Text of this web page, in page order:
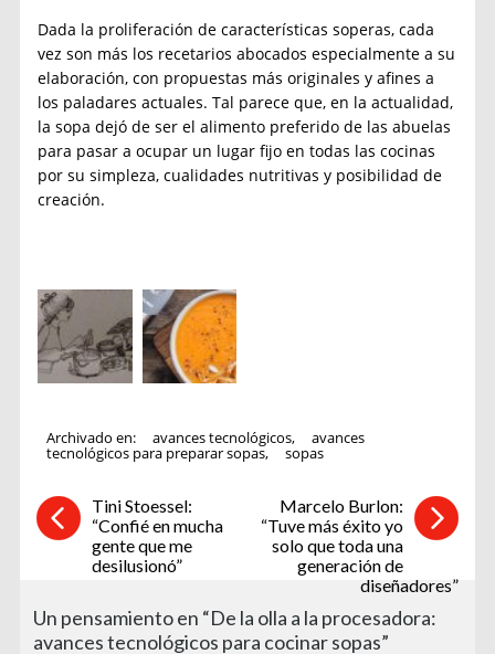
Dada la proliferación de características soperas, cada
vez son más los recetarios abocados especialmente a su
elaboración, con propuestas más originales y afines a
los paladares actuales. Tal parece que, en la actualidad,
la sopa dejó de ser el alimento preferido de las abuelas
para pasar a ocupar un lugar fijo en todas las cocinas
por su simpleza, cualidades nutritivas y posibilidad de
creación.
Archivado en: avances tecnológicos, avances
tecnológicos para preparar sopas, sopas
Tini Stoessel:
“Confié en mucha
gente que me
desilusionó”
Marcelo Burlon:
“Tuve más éxito yo
solo que toda una
generación de
diseñadores”
Un pensamiento en “De la olla a la procesadora:
avances tecnológicos para cocinar sopas”